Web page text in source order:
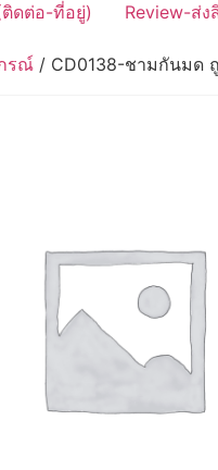
ติดต่อ-ที่อยู่)
Review-ส่ง
รณ์ / CD0138-ชามกันมด